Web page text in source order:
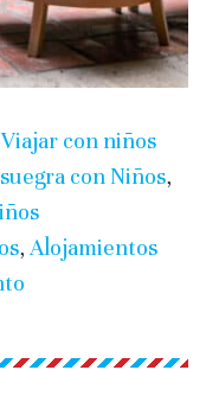
Viajar con niños
con Niños,
, Alojamientos